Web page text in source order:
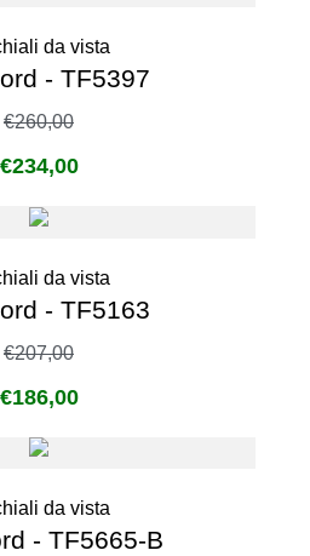
da vista
- TF5397
€260,00
€234,00
da vista
- TF5163
€207,00
€186,00
da vista
- TF5665-B